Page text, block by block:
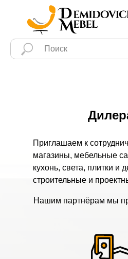
Приглашаем к
магазины, мебельные
кухонь, света, плитки и
строительные и
Нашим партнёрам мы